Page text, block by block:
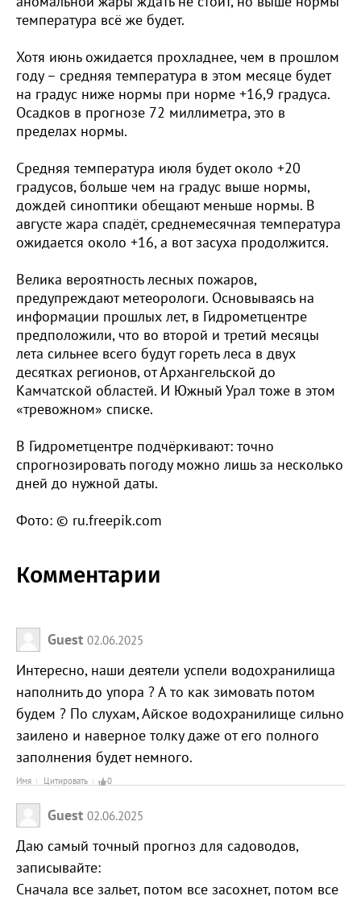
температура всё же будет.
Хотя июнь ожидается прохладнее, чем в прошлом
году – средняя температура в этом месяце будет
на градус ниже нормы при норме +16,9 градуса.
Осадков в прогнозе 72 миллиметра, это в
пределах нормы.
Средняя температура июля будет около +20
градусов, больше чем на градус выше нормы,
дождей синоптики обещают меньше нормы. В
августе жара спадёт, среднемесячная температура
ожидается около +16, а вот засуха продолжится.
Велика вероятность лесных пожаров,
предупреждают метеорологи. Основываясь на
информации прошлых лет, в Гидрометцентре
предположили, что во второй и третий месяцы
лета сильнее всего будут гореть леса в двух
десятках регионов, от Архангельской до
Камчатской областей. И Южный Урал тоже в этом
«тревожном» списке.
В Гидрометцентре подчёркивают: точно
спрогнозировать погоду можно лишь за несколько
дней до нужной даты.
Фото: © ru.freepik.com
Комментарии
Guest 02.06.2025
Интересно, наши деятели успели водохранилища
наполнить до упора ? А то как зимовать потом
будем ? По слухам, Айское водохранилище сильно
заилено и наверное толку даже от его полного
заполнения будет немного.
Имя Цитировать 0
Guest 02.06.2025
Даю самый точный прогноз для садоводов,
записывайте:
Сначала все зальет, потом все засохнет, потом все